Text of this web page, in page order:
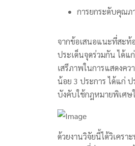
การยกระดับคุณ
จากข้อเสนอแนะที่สะท้
ประเด็นจุดร่วมกัน ได้แ
เสรีภาพในการแสดงค
น้อย 3 ประการ ได้แก่
บังคับใช้กฎหมายพิเศ
ด้วยงานวิจัยนี้ได้วิเคร